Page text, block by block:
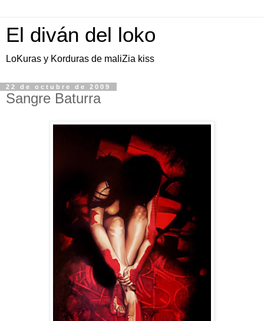
El diván del loko
LoKuras y Korduras de maliZia kiss
22 de octubre de 2009
Sangre Baturra